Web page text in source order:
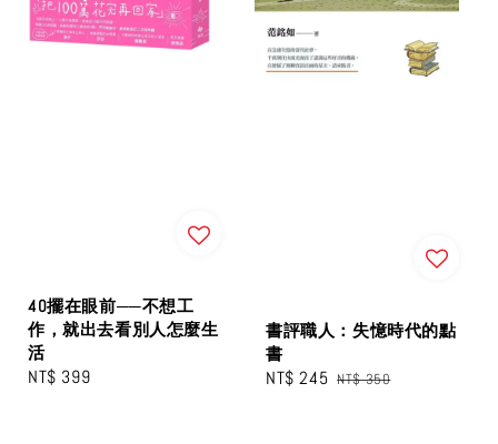
40擺在眼前──不想工
作，就出去看別人怎麼生
活
Regular
NT$ 399
書評職人：失憶時代的點
書
Sale
NT$ 245 Regular
NT$ 350